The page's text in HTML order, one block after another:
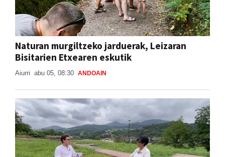
Naturan murgiltzeko jarduerak, Leizaran
Bisitarien Etxearen eskutik
Aiurri abu 05, 08:30 ANDOAIN